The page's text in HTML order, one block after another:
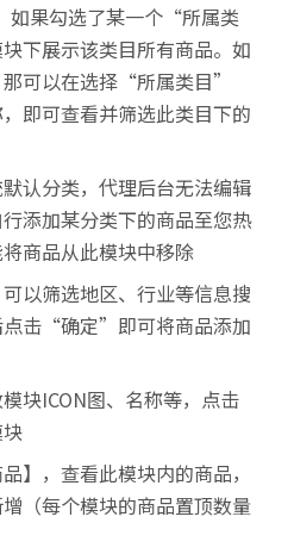
如果勾选了某一个“所属类
下展示该类目所有商品。如
可以在选择“所属类目”
即可查看并筛选此类目下的
认分类，代理后台无法编辑
添加某分类下的商品至您热
商品从此模块中移除
以筛选地区、行业等信息搜
点击“确定”即可将商品添加
块ICON图、名称等，点击
】，查看此模块内的商品，
（每个模块的商品置顶数量